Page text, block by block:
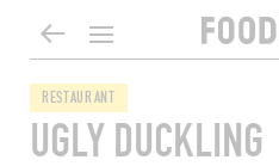
RESTAURANT
UGLY DUCKLING